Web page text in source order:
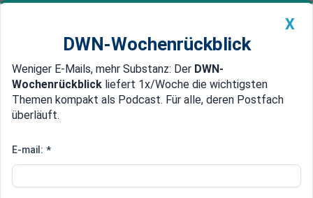
Newsticker MEIN DWN: Geldanlage Premium
Edelmetalle DWN-Magazin China
Zu wenige Fachkräfte, zu viele
X
DWN-Wochenrückblick
Weniger E-Mails, mehr Substanz: Der DWN-
Wochenrückblick liefert 1x/Woche die wichtigsten
Themen kompakt als Podcast. Für alle, deren Postfach
überläuft.
E-mail: *